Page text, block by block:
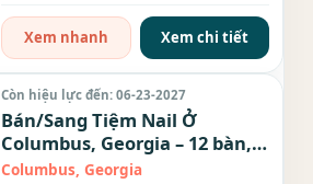
Xem nhanh
Xem chi tiết
Còn hiệu lực đến: 06-23-2027
Bán/Sang Tiệm Nail Ở
Columbus, Georgia – 12 bàn,
15 ghế
Columbus, Georgia